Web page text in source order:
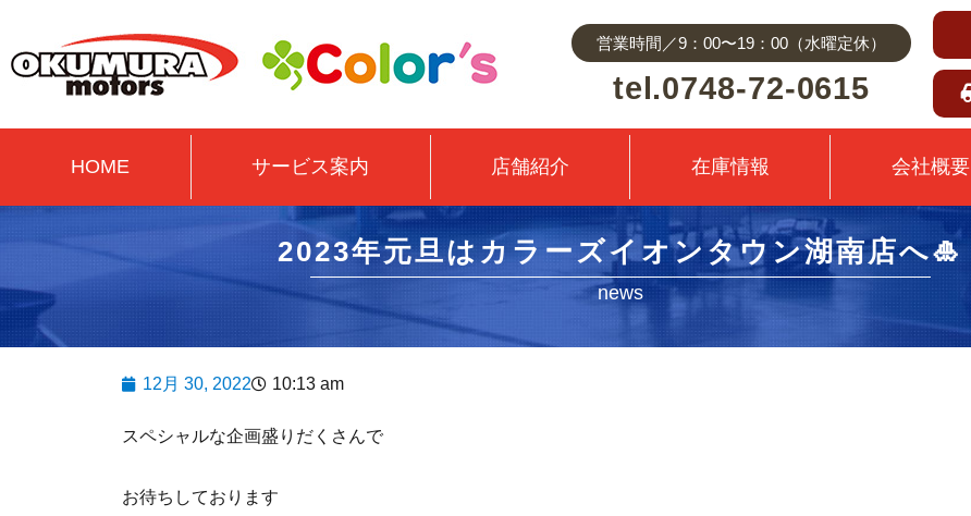
営業時間／9：00〜19：00（水曜定休）
tel.0748-72-0615
HOME サービス案内 店舗紹介 在庫情報 会社概要
2023年元旦はカラーズイオンタウン湖南店へ🎍
news
12月 30, 2022 10:13 am
スペシャルな企画盛りだくさんで
お待ちしております